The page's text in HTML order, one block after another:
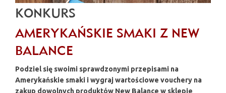
KONKURS
AMERYKAŃSKIE SMAKI Z NEW
BALANCE
Podziel się swoimi sprawdzonymi przepisami na
Amerykańskie smaki i wygraj wartościowe vouchery na
zakup dowolnych produktów New Balance w sklepie